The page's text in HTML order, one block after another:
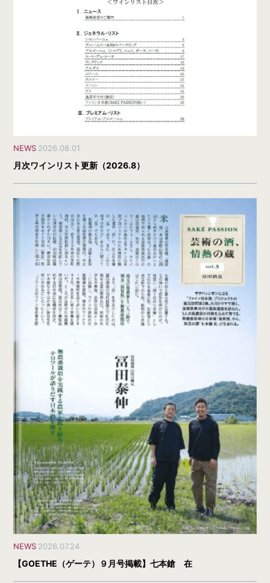
NEWS 2026.08.01
月次ワインリスト更新（2026.8）
NEWS 2026.07.24
【GOETHE（ゲーテ）９月号掲載】七本鎗 在